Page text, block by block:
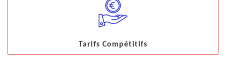
Tarifs Compétitifs